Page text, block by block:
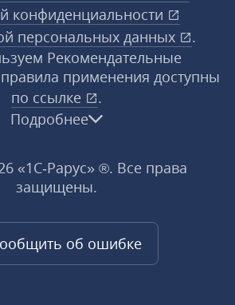
конфиденциальности
персональных данных
.
Рекомендательные
применения доступны
по ссылке
.
Подробнее
«1С‑Рарус» ®. Все права
защищены.
об ошибке